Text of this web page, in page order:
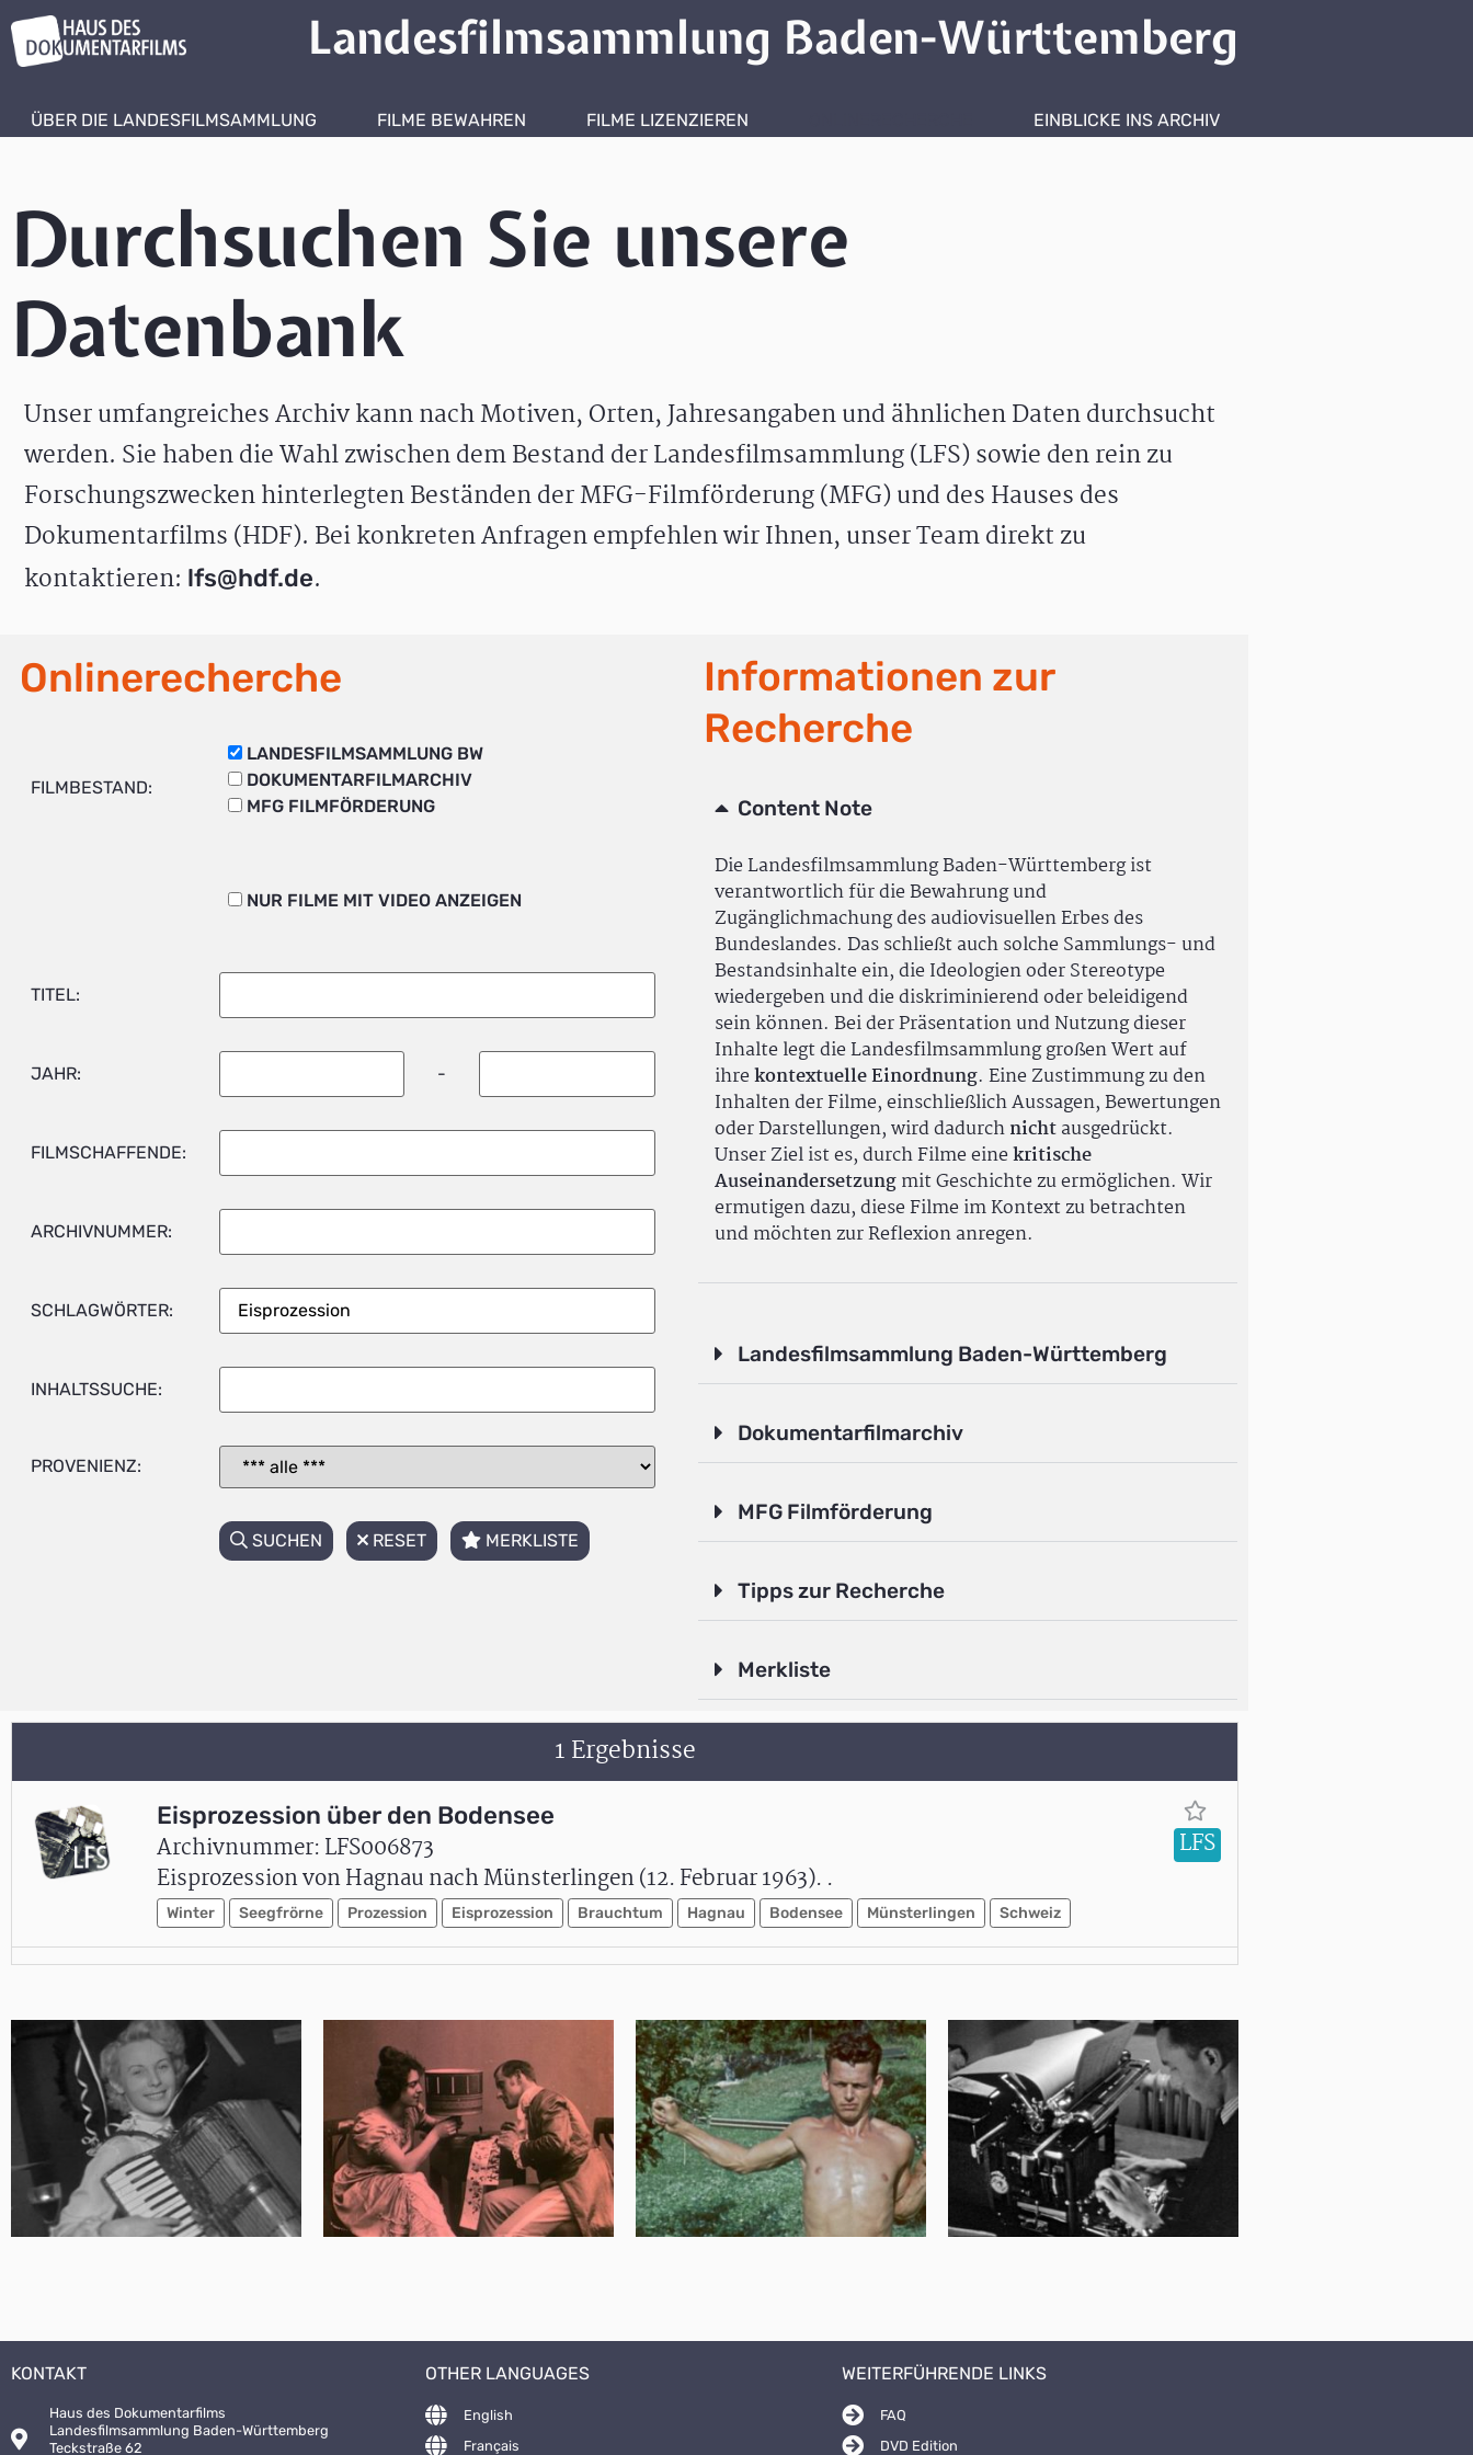
Landesfilmsammlung Baden-Württemberg
ÜBER DIE LANDESFILMSAMMLUNG FILME BEWAHREN FILME LIZENZIEREN EINBLICKE INS ARCHIV
Durchsuchen Sie unsere
Datenbank
Unser umfangreiches Archiv kann nach Motiven, Orten, Jahresangaben und ähnlichen Daten durchsucht
werden. Sie haben die Wahl zwischen dem Bestand der Landesfilmsammlung (LFS) sowie den rein zu
Forschungszwecken hinterlegten Beständen der MFG-Filmförderung (MFG) und des Hauses des
Dokumentarfilms (HDF). Bei konkreten Anfragen empfehlen wir Ihnen, unser Team direkt zu
kontaktieren: lfs@hdf.de.
Onlinerecherche
FILMBESTAND:
LANDESFILMSAMMLUNG BW
DOKUMENTARFILMARCHIV
MFG FILMFÖRDERUNG
NUR FILME MIT VIDEO ANZEIGEN
TITEL:
JAHR: -
FILMSCHAFFENDE:
ARCHIVNUMMER:
SCHLAGWÖRTER:
INHALTSSUCHE:
PROVENIENZ:
SUCHEN RESET MERKLISTE
Informationen zur
Recherche
Content Note
Die Landesfilmsammlung Baden-Württemberg ist
verantwortlich für die Bewahrung und
Zugänglichmachung des audiovisuellen Erbes des
Bundeslandes. Das schließt auch solche Sammlungs- und
Bestandsinhalte ein, die Ideologien oder Stereotype
wiedergeben und die diskriminierend oder beleidigend
sein können. Bei der Präsentation und Nutzung dieser
Inhalte legt die Landesfilmsammlung großen Wert auf
ihrekontextuelle Einordnung. Eine Zustimmung zu den
Inhalten der Filme, einschließlich Aussagen, Bewertungen
oder Darstellungen, wird dadurchnichtausgedrückt.
Unser Ziel ist es, durch Filme einekritische
Auseinandersetzungmit Geschichte zu ermöglichen. Wir
ermutigen dazu, diese Filme im Kontext zu betrachten
und möchten zur Reflexion anregen.
Landesfilmsammlung Baden-Württemberg
Dokumentarfilmarchiv
MFG Filmförderung
Tipps zur Recherche
Merkliste
1 Ergebnisse
Eisprozession über den Bodensee
Archivnummer: LFS006873
Eisprozession von Hagnau nach Münsterlingen (12. Februar 1963). .
Winter Seegfrörne Prozession Eisprozession Brauchtum Hagnau Bodensee Münsterlingen Schweiz
LFS
KONTAKT
Haus des Dokumentarfilms
Landesfilmsammlung Baden-Württemberg
Teckstraße 62
OTHER LANGUAGES
English
Français
WEITERFÜHRENDE LINKS
FAQ
DVD Edition